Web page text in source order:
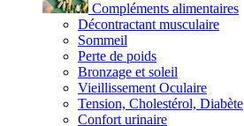
Compléments alimentaires
Décontractant musculaire
Sommeil
Perte de poids
Bronzage et soleil
Vieillissement Oculaire
Tension, Cholestérol, Diabète
Confort urinaire